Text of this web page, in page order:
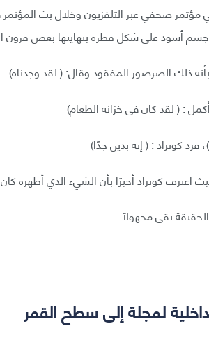
مؤتمر صحفي عبر التلفزيون وخلال بث
أسود على شكل قطرة بنهايتها بعض قرون
ذلك الصرصور المفقود وقال: ( لقد وجدناه)
: ( لقد كان في خزانة الطعام)
كونراد : ( إنه بدين جدًا)
كونراد أخيرًا بأن الشيء الذي أظهره كان
بقي مجهولًا.
لمجلة إلى سطح القمر